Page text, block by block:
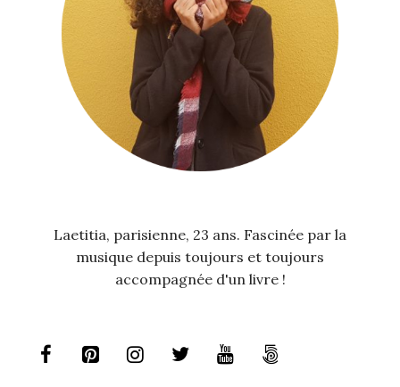
Laetitia, parisienne, 23 ans. Fascinée par la
musique depuis toujours et toujours
accompagnée d'un livre !